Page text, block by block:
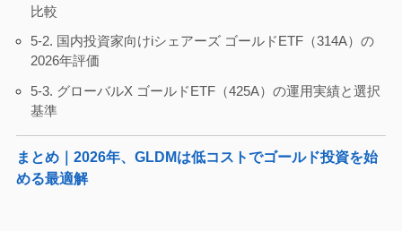
比較
5-2. 国内投資家向けiシェアーズ ゴールドETF（314A）の
2026年評価
5-3. グローバルX ゴールドETF（425A）の運用実績と選択
基準
まとめ｜2026年、GLDMは低コストでゴールド投資を始
める最適解